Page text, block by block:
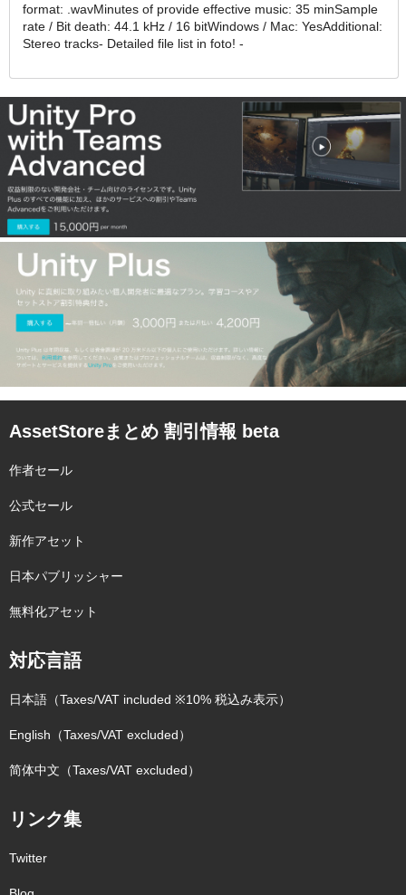
format: .wavMinutes of provide effective music: 35 minSample
rate / Bit death: 44.1 kHz / 16 bitWindows / Mac: YesAdditional:
Stereo tracks- Detailed file list in foto! -
AssetStoreまとめ 割引情報 beta
作者セール
公式セール
新作アセット
日本パブリッシャー
無料化アセット
対応言語
日本語（Taxes/VAT included ※10% 税込み表示）
English（Taxes/VAT excluded）
简体中文（Taxes/VAT excluded）
リンク集
Twitter